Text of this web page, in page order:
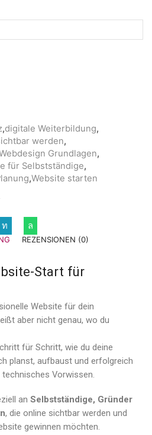
,digitale Weiterbildung,
werden,
Grundlagen,
für Selbstständige,
,Website starten
REZENSIONEN (0)
Start für
Website für dein
aber nicht genau, wo du
für Schritt, wie du deine
planst, aufbaust und erfolgreich
Vorwissen.
an Selbstständige, Gründer
, die online sichtbar werden und
gewinnen möchten.